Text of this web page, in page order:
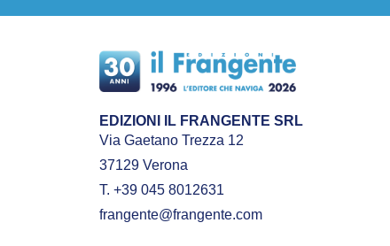
EDIZIONI IL FRANGENTE SRL
Via Gaetano Trezza 12
37129 Verona
T. +39 045 8012631
frangente@frangente.com